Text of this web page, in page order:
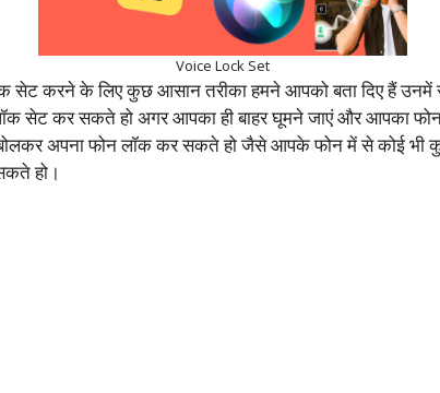
Voice Lock Set
सेट करने के लिए कुछ आसान तरीका हमने आपको बता दिए हैं
सेट कर सकते हो अगर आपका ही बाहर घूमने जाएं और आपका
बोलकर अपना फोन लॉक कर सकते हो जैसे आपके फोन में से कोई
हो।